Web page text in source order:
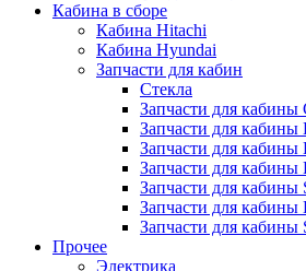
Кабина в сборе
Кабина Hitachi
Кабина Hyundai
Запчасти для кабин
Стекла
Запчасти для кабины
Запчасти для кабины
Запчасти для кабины
Запчасти для кабины
Запчасти для кабины
Запчасти для кабины
Запчасти для кабины
Прочее
Электрика